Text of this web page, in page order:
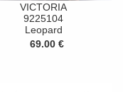
VICTORIA
9225104
Leopard
69.00 €